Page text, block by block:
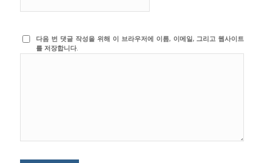
다음 번 댓글 작성을 위해 이 브라우저에 이름, 이메일, 그리고 웹사이트
를 저장합니다.